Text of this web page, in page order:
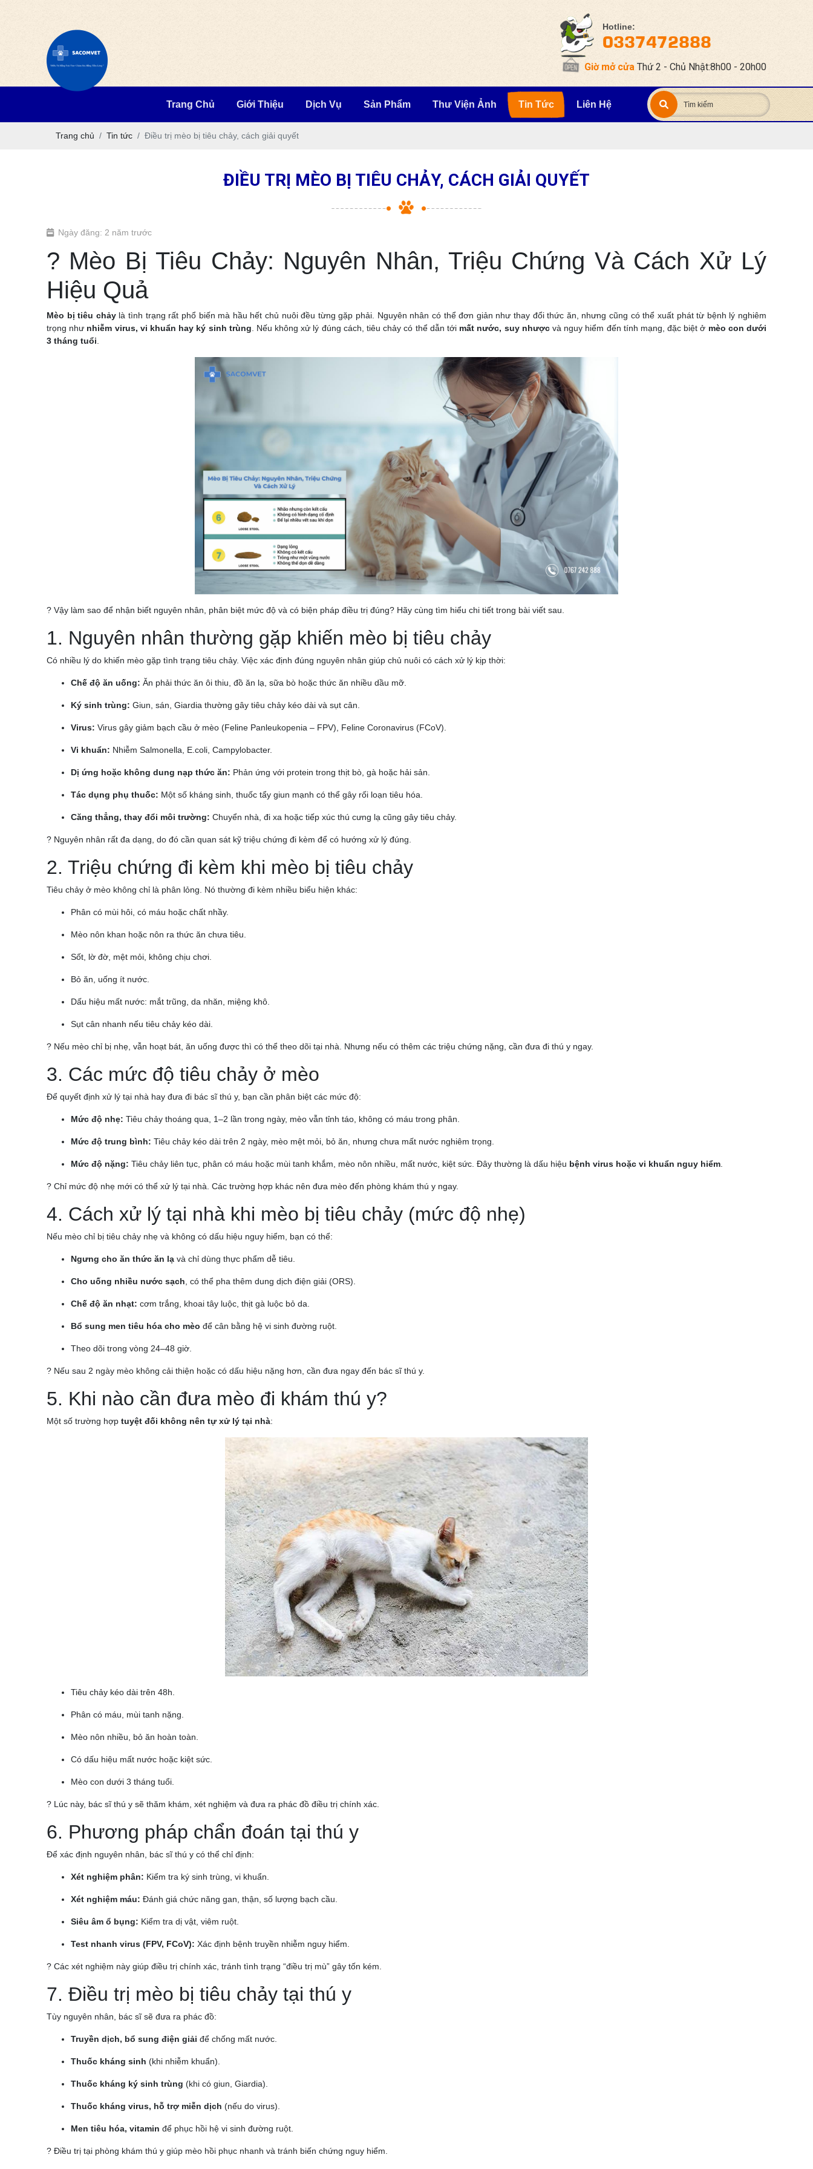
Hotline:
0337472888
Giờ mở cửa Thứ 2 - Chủ Nhật:8h00 - 20h00
Trang Chủ Giới Thiệu Dịch Vụ Sản Phẩm Thư Viện Ảnh Tin Tức Liên Hệ
Trang chủ Tin tức Điều trị mèo bị tiêu chảy, cách giải quyết
ĐIỀU TRỊ MÈO BỊ TIÊU CHẢY, CÁCH GIẢI QUYẾT
Ngày đăng: 2 năm trước
? Mèo Bị Tiêu Chảy: Nguyên Nhân, Triệu Chứng Và Cách Xử Lý
Hiệu Quả
Mèo bị tiêu chảylà tình trạng rất phổ biến mà hầu hết chủ nuôi đều từng gặp phải. Nguyên nhân có thể đơn giản như thay đổi thức ăn, nhưng cũng có thể xuất phát từ bệnh lý nghiêm
trọng như nhiễm virus, vi khuẩn hay ký sinh trùng . Nếu không xử lý đúng cách, tiêu chảy có thể dẫn tới mất nước, suy nhượcvà nguy hiểm đến tính mạng, đặc biệt ở mèo con dưới
3 tháng tuổi
? Vậy làm sao để nhận biết nguyên nhân, phân biệt mức độ và có biện pháp điều trị đúng? Hãy cùng tìm hiểu chi tiết trong bài viết sau.
1. Nguyên nhân thường gặp khiến mèo bị tiêu chảy
Có nhiều lý do khiến mèo gặp tình trạng tiêu chảy. Việc xác định đúng nguyên nhân giúp chủ nuôi có cách xử lý kịp thời:
Chế độ ăn uống: Ăn phải thức ăn ôi thiu, đồ ăn lạ, sữa bò hoặc thức ăn nhiều dầu mỡ.
Ký sinh trùng: Giun, sán, Giardia thường gây tiêu chảy kéo dài và sụt cân.
Virus: Virus gây giảm bạch cầu ở mèo (Feline Panleukopenia – FPV), Feline Coronavirus (FCoV).
Vi khuẩn: Nhiễm Salmonella, E.coli, Campylobacter.
Dị ứng hoặc không dung nạp thức ăn: Phản ứng với protein trong thịt bò, gà hoặc hải sản.
Tác dụng phụ thuốc: Một số kháng sinh, thuốc tẩy giun mạnh có thể gây rối loạn tiêu hóa.
Căng thẳng, thay đổi môi trường: Chuyển nhà, đi xa hoặc tiếp xúc thú cưng lạ cũng gây tiêu chảy.
? Nguyên nhân rất đa dạng, do đó cần quan sát kỹ triệu chứng đi kèm để có hướng xử lý đúng.
2. Triệu chứng đi kèm khi mèo bị tiêu chảy
Tiêu chảy ở mèo không chỉ là phân lỏng. Nó thường đi kèm nhiều biểu hiện khác:
Phân có mùi hôi, có máu hoặc chất nhầy.
Mèo nôn khan hoặc nôn ra thức ăn chưa tiêu.
Sốt, lờ đờ, mệt mỏi, không chịu chơi.
Bỏ ăn, uống ít nước.
Dấu hiệu mất nước: mắt trũng, da nhăn, miệng khô.
Sụt cân nhanh nếu tiêu chảy kéo dài.
? Nếu mèo chỉ bị nhẹ, vẫn hoạt bát, ăn uống được thì có thể theo dõi tại nhà. Nhưng nếu có thêm các triệu chứng nặng, cần đưa đi thú y ngay.
3. Các mức độ tiêu chảy ở mèo
Để quyết định xử lý tại nhà hay đưa đi bác sĩ thú y, bạn cần phân biệt các mức độ:
Mức độ nhẹ: Tiêu chảy thoáng qua, 1–2 lần trong ngày, mèo vẫn tỉnh táo, không có máu trong phân.
Mức độ trung bình: Tiêu chảy kéo dài trên 2 ngày, mèo mệt mỏi, bỏ ăn, nhưng chưa mất nước nghiêm trọng.
Mức độ nặng: Tiêu chảy liên tục, phân có máu hoặc mùi tanh khắm, mèo nôn nhiều, mất nước, kiệt sức. Đây thường là dấu hiệu bệnh virus hoặc vi khuẩn nguy hiểm
? Chỉ mức độ nhẹ mới có thể xử lý tại nhà. Các trường hợp khác nên đưa mèo đến phòng khám thú y ngay.
4. Cách xử lý tại nhà khi mèo bị tiêu chảy (mức độ nhẹ)
Nếu mèo chỉ bị tiêu chảy nhẹ và không có dấu hiệu nguy hiểm, bạn có thể:
Ngưng cho ăn thức ăn lạ và chỉ dùng thực phẩm dễ tiêu.
Cho uống nhiều nước sạch , có thể pha thêm dung dịch điện giải (ORS).
Chế độ ăn nhạt: cơm trắng, khoai tây luộc, thịt gà luộc bỏ da.
Bổ sung men tiêu hóa cho mèo để cân bằng hệ vi sinh đường ruột.
Theo dõi trong vòng 24–48 giờ.
? Nếu sau 2 ngày mèo không cải thiện hoặc có dấu hiệu nặng hơn, cần đưa ngay đến bác sĩ thú y.
5. Khi nào cần đưa mèo đi khám thú y?
Một số trường hợp tuyệt đối không nên tự xử lý tại nhà:
Tiêu chảy kéo dài trên 48h.
Phân có máu, mùi tanh nặng.
Mèo nôn nhiều, bỏ ăn hoàn toàn.
Có dấu hiệu mất nước hoặc kiệt sức.
Mèo con dưới 3 tháng tuổi.
? Lúc này, bác sĩ thú y sẽ thăm khám, xét nghiệm và đưa ra phác đồ điều trị chính xác.
6. Phương pháp chẩn đoán tại thú y
Để xác định nguyên nhân, bác sĩ thú y có thể chỉ định:
Xét nghiệm phân: Kiểm tra ký sinh trùng, vi khuẩn.
Xét nghiệm máu: Đánh giá chức năng gan, thận, số lượng bạch cầu.
Siêu âm ổ bụng: Kiểm tra dị vật, viêm ruột.
Test nhanh virus (FPV, FCoV): Xác định bệnh truyền nhiễm nguy hiểm.
? Các xét nghiệm này giúp điều trị chính xác, tránh tình trạng “điều trị mù” gây tốn kém.
7. Điều trị mèo bị tiêu chảy tại thú y
Tùy nguyên nhân, bác sĩ sẽ đưa ra phác đồ:
Truyền dịch, bổ sung điện giải để chống mất nước.
Thuốc kháng sinh (khi nhiễm khuẩn).
Thuốc kháng ký sinh trùng (khi có giun, Giardia).
Thuốc kháng virus, hỗ trợ miễn dịch (nếu do virus).
Men tiêu hóa, vitamin để phục hồi hệ vi sinh đường ruột.
? Điều trị tại phòng khám thú y giúp mèo hồi phục nhanh và tránh biến chứng nguy hiểm.